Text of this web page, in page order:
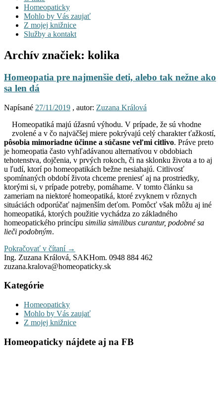
Homeopaticky
Mohlo by Vás zaujať
Z mojej knižnice
Služby a kontakt
Archív značiek: kolika
Homeopatia pre najmenšie deti, alebo tak nežne ako
sa len dá
Napísané 27/11/2019 , autor: Zuzana Králová
Homeopatiká majú úžasnú výhodu. V prípade, že sú vhodne
zvolené a v čo najväčšej miere pokrývajú celý charakter ťažkostí,
pôsobia mimoriadne účinne a súčasne veľmi citlivo. Práve preto
je homeopatia často vyhľadávanou alternatívou v obdobiach
tehotenstva, dojčenia, v prvých rokoch, či na sklonku života a to aj
u ľudí, ktorí po homeopatikách bežne nesiahajú. Citlivosť
spomínaných období života chceme preniesť aj na prostriedky,
ktorými si, v prípade potreby, pomáhame. V tomto článku sa
zameriam na niektoré homeopatiká, ktoré zvyknem v rôznych
situáciách odporúčať najmenším deťom. Pomôcť však môžu aj iné
homeopatiká, ktorých použitie vychádza zo základného
homeopatického princípu similia similibus curantur, podobné sa
lieči podobným.
Pokračovať v čítaní →
Ing. Zuzana Králová, SAKHom. 0948 884 462
zuzana.kralova@homeopaticky.sk
Kategórie
Homeopaticky
Mohlo by Vás zaujať
Z mojej knižnice
Homeopaticky nájdete aj na FB